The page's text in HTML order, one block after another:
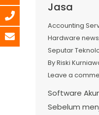
Jasa
Accounting
Hardware news
Seputar
ByRiski
Leave a
Software
Sebelum